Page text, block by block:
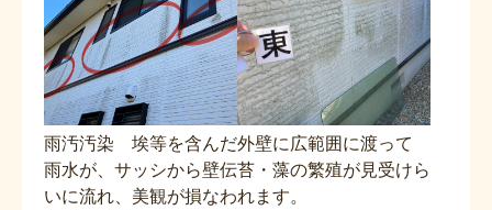
雨汚汚染 埃等を含んだ
雨水が、サッシから壁伝
いに流れ、美観が損なわ
外壁に広範囲に渡って
苔・藻の繁殖が見受けら
れます。